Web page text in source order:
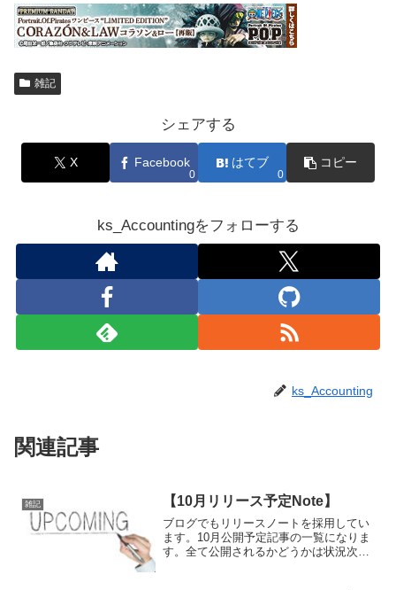
雑記
シェアする
X Facebook
0
はてブ
0
コピー
ks_Accountingをフォローする
ks_Accounting
関連記事
雑記 【10月リリース予定Note】
ブログでもリリースノートを採用してい
ます。10月公開予定記事の一覧になりま
す。全て公開されるかどうかは状況次第